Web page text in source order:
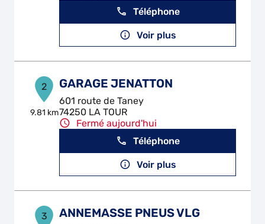
Téléphone
Voir plus
2
9.81 km
GARAGE JENATTON
601 route de Taney
74250 LA TOUR
Fermé aujourd'hui
Téléphone
Voir plus
3 ANNEMASSE PNEUS VLG